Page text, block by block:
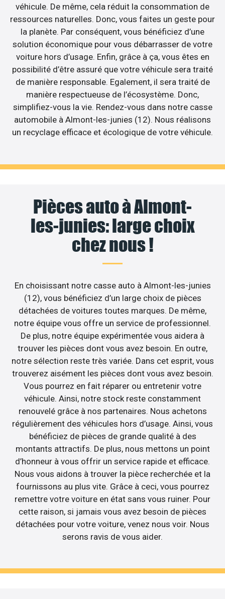
véhicule. De même, cela réduit la consommation de
ressources naturelles. Donc, vous faites un geste pour
la planète. Par conséquent, vous bénéficiez d’une
solution économique pour vous débarrasser de votre
voiture hors d’usage. Enfin, grâce à ça, vous êtes en
possibilité d’être assuré que votre véhicule sera traité
de manière responsable. Egalement, il sera traité de
manière respectueuse de l’écosystème. Donc,
simplifiez-vous la vie. Rendez-vous dans notre casse
automobile à Almont-les-junies (12). Nous réalisons
un recyclage efficace et écologique de votre véhicule.
Pièces auto à Almont-
les-junies: large choix
chez nous !
En choisissant notre casse auto à Almont-les-junies
(12), vous bénéficiez d’un large choix de pièces
détachées de voitures toutes marques. De même,
notre équipe vous offre un service de professionnel.
De plus, notre équipe expérimentée vous aidera à
trouver les pièces dont vous avez besoin. En outre,
notre sélection reste très variée. Dans cet esprit, vous
trouverez aisément les pièces dont vous avez besoin.
Vous pourrez en fait réparer ou entretenir votre
véhicule. Ainsi, notre stock reste constamment
renouvelé grâce à nos partenaires. Nous achetons
régulièrement des véhicules hors d’usage. Ainsi, vous
bénéficiez de pièces de grande qualité à des
montants attractifs. De plus, nous mettons un point
d’honneur à vous offrir un service rapide et efficace.
Nous vous aidons à trouver la pièce recherchée et la
fournissons au plus vite. Grâce à ceci, vous pourrez
remettre votre voiture en état sans vous ruiner. Pour
cette raison, si jamais vous avez besoin de pièces
détachées pour votre voiture, venez nous voir. Nous
serons ravis de vous aider.